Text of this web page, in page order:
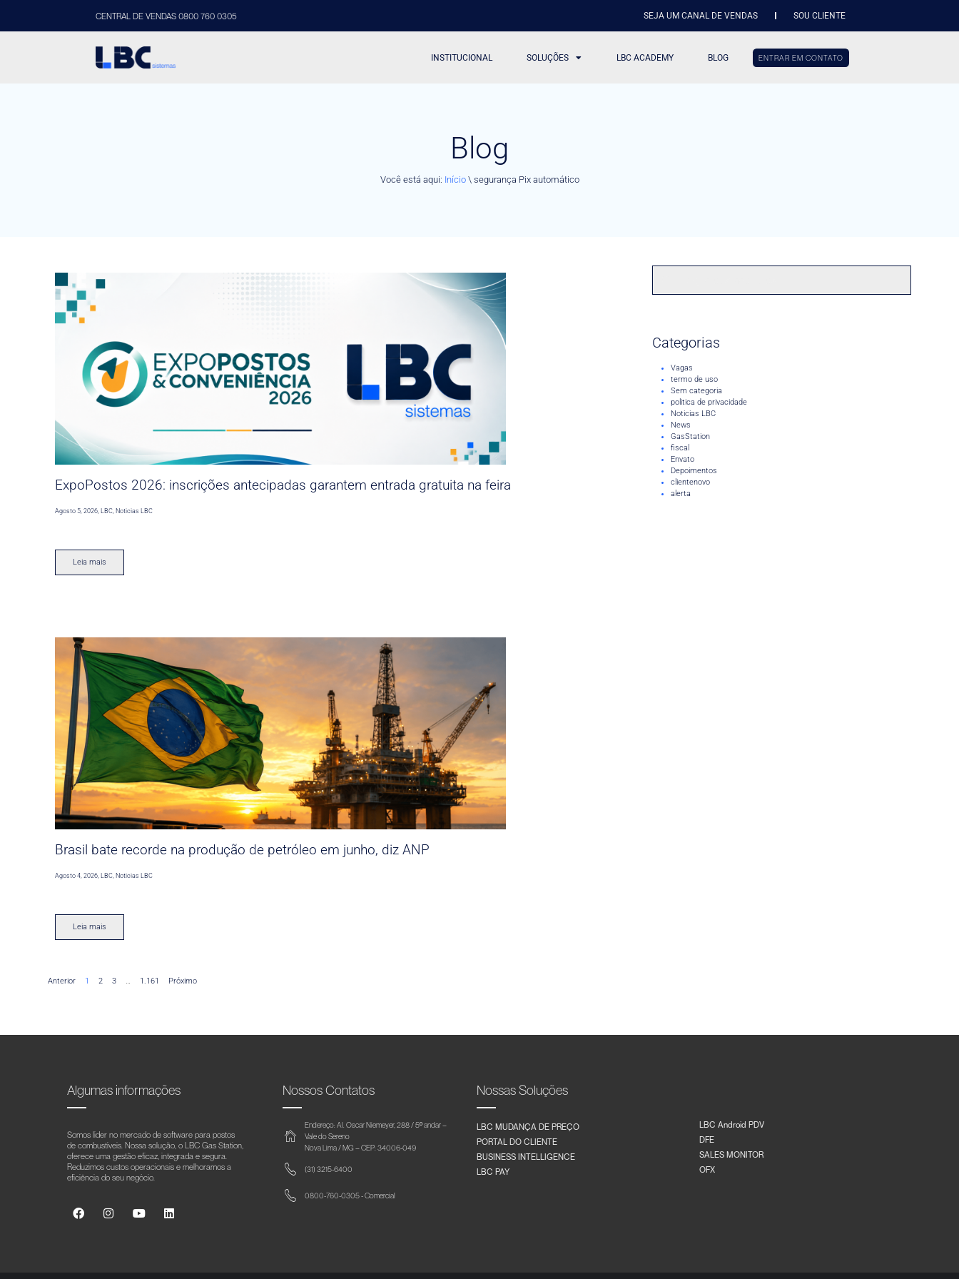
CENTRAL DE VENDAS 0800 760 0305 SEJA UM CANAL DE VENDAS SOU CLIENTE
INSTITUCIONAL SOLUÇÕES LBC ACADEMY BLOG ENTRAR EM CONTATO
Blog
Você está aqui: Início\ segurança Pix automático
ExpoPostos 2026: inscrições antecipadas garantem entrada gratuita na feira
Agosto 5, 2026,LBC,Noticias LBC
Leia mais
Brasil bate recorde na produção de petróleo em junho, diz ANP
Agosto 4, 2026 ,LBC Noticias LBC
Leia mais
Anterior 1 2 3 … 1.161 Próximo
Categorias
Vagas
termo de uso
Sem categoria
politica de privacidade
Noticias LBC
News
GasStation
fiscal
Envato
Depoimentos
clientenovo
alerta
Algumas informações
Somos líder no mercado de software para postos
de combustíveis. Nossa solução, o LBC Gas Station,
oferece uma gestão eficaz, integrada e segura.
Reduzimos custos operacionais e melhoramos a
eficiência do seu negócio.
Nossos Contatos
Endereço: Al. Oscar Niemeyer, 288 / 5º andar –
Vale do Sereno
Nova Lima / MG – CEP: 34006-049
(31) 3215-6400
0800-760-0305 - Comercial
Nossas Soluções
LBC MUDANÇA DE PREÇO
PORTAL DO CLIENTE
BUSINESS INTELLIGENCE
LBC PAY
LBC Android PDV
DFE
SALES MONITOR
OFX